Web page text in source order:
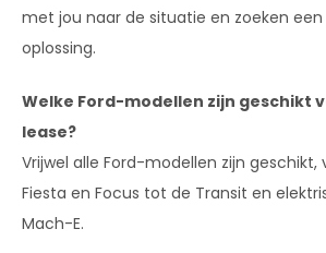
met jou naar de situatie en zoeken een
oplossing.
Welke Ford-modellen zijn geschikt
lease?
Vrijwel alle Ford-modellen zijn
Fiesta en Focus tot de Transit en
Mach-E.